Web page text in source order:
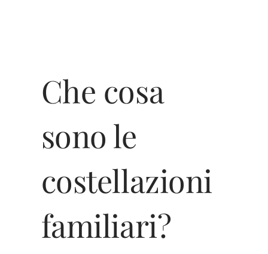
Che cosa
sono le
costellazioni
familiari?